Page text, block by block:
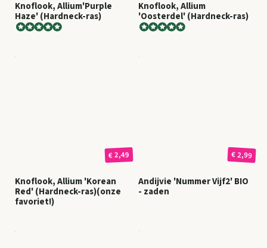
Knoflook, Allium'Purple
Haze' (Hardneck-ras)
Knoflook, Allium
'Oosterdel' (Hardneck-ras)
€ 2,49
Knoflook, Allium 'Korean
Red' (Hardneck-ras)(onze
favoriet!)
€ 2,99
Andijvie 'Nummer Vijf2' BIO
- zaden